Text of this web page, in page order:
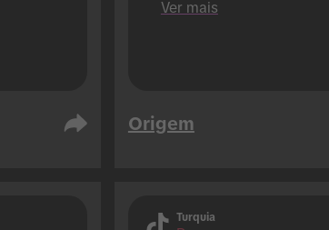
Ver mais
Origem
Turquia